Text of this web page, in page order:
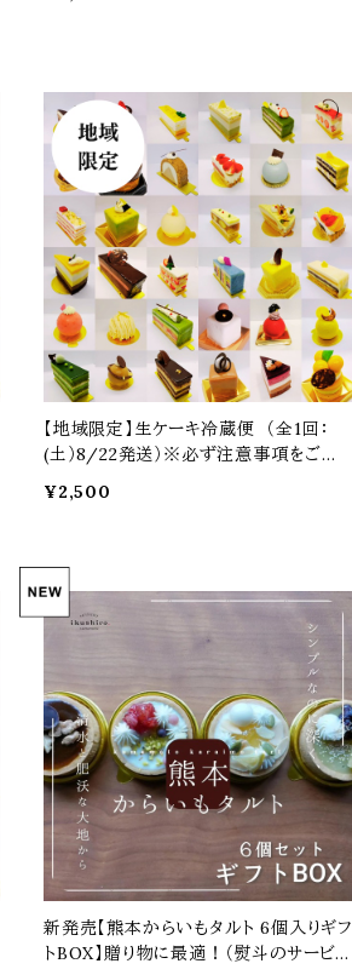
【地域限定】生ケーキ冷蔵便 （全1回：
(土）8/22発送）※必ず注意事項をご覧く
¥2,500
新発売【熊本からいもタルト 6個入りギフ
トBOX】贈り物に最適！（熨斗のサービス